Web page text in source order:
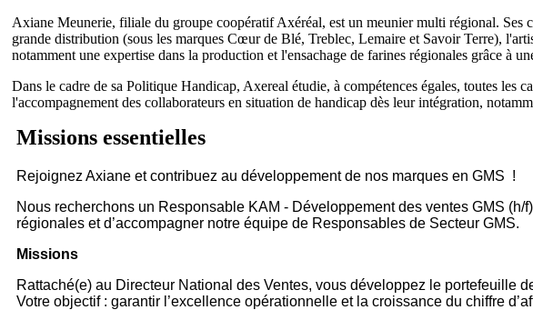
Axiane Meunerie, filiale du groupe coopératif Axéréal, est un meunier multi régional. Ses
grande distribution (sous les marques Cœur de Blé, Treblec, Lemaire et Savoir Terre),
notamment une expertise dans la production et l'ensachage de farines régionales grâce à
Dans le cadre de sa Politique Handicap, Axereal étudie, à compétences égales, toutes
l'accompagnement des collaborateurs en situation de handicap dès leur intégration,
Missions essentielles
Rejoignez Axiane et contribuez au développement de nos marques en GMS !
Nous recherchons un Responsable KAM - Développement des ventes GMS
régionales et d’accompagner notre équipe de Responsables de Secteur GMS.
Missions
Rattaché(e) au Directeur National des Ventes, vous développez le portefeuille
Votre objectif : garantir l’excellence opérationnelle et la croissance du chiffre